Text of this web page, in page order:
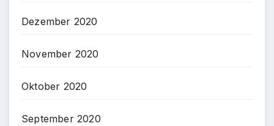
Dezember 2020
November 2020
Oktober 2020
September 2020